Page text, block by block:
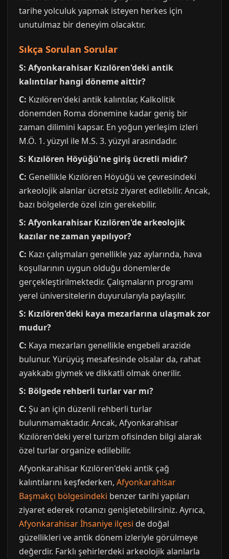
tarihe yolculuk yapmak isteyen herkes için
unutulmaz bir deneyim olacaktır.
Sıkça Sorulan Sorular
S: Afyonkarahisar Kızılören'deki antik
kalıntılar hangi döneme aittir?
C: Kızılören'deki antik kalıntılar, Kalkolitik
dönemden Roma dönemine kadar geniş bir
zaman dilimini kapsar. En yoğun yerleşim izleri
M.Ö. 1. yüzyıl ile M.S. 3. yüzyıl arasındadır.
S: Kızılören Höyüğü'ne giriş ücretli midir?
C: Genellikle Kızılören Höyüğü ve çevresindeki
arkeolojik alanlar ücretsiz ziyaret edilebilir. Ancak,
bazı bölgelerde özel izin gerekebilir.
S: Afyonkarahisar Kızılören'de arkeolojik
kazılar ne zaman yapılıyor?
C: Kazı çalışmaları genellikle yaz aylarında, hava
koşullarının uygun olduğu dönemlerde
gerçekleştirilmektedir. Çalışmaların programı
yerel üniversitelerin duyurularıyla paylaşılır.
S: Kızılören'deki kaya mezarlarına ulaşmak zor
mudur?
C: Kaya mezarları genellikle engebeli arazide
bulunur. Yürüyüş mesafesinde olsalar da, rahat
ayakkabı giymek ve dikkatli olmak önerilir.
S: Bölgede rehberli turlar var mı?
C: Şu an için düzenli rehberli turlar
bulunmamaktadır. Ancak, Afyonkarahisar
Kızılören'deki yerel turizm ofisinden bilgi alarak
özel turlar organize edilebilir.
Afyonkarahisar Kızılören'deki antik çağ
kalıntılarını keşfederken, Afyonkarahisar
Başmakçı bölgesindeki benzer tarihi yapıları
ziyaret ederek rotanızı genişletebilirsiniz. Ayrıca,
Afyonkarahisar İhsaniye ilçesi de doğal
güzellikleri ve antik dönem izleriyle görülmeye
değerdir. Farklı şehirlerdeki arkeolojik alanlarla